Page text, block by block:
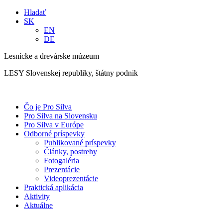
Hladať
SK
EN
DE
Lesnícke a drevárske múzeum
LESY Slovenskej republiky, štátny podnik
Čo je Pro Silva
Pro Silva na Slovensku
Pro Silva v Európe
Odborné príspevky
Publikované príspevky
Články, postrehy
Fotogaléria
Prezentácie
Videoprezentácie
Praktická aplikácia
Aktivity
Aktuálne